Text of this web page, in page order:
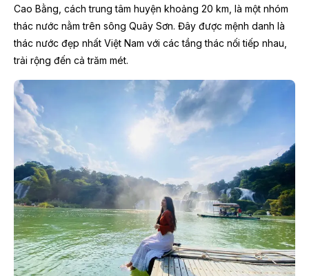
Cao Bằng, cách trung tâm huyện khoảng 20 km, là một nhóm
thác nước nằm trên sông Quây Sơn. Đây được mệnh danh là
thác nước đẹp nhất Việt Nam với các tầng thác nối tiếp nhau,
trải rộng đến cả trăm mét.